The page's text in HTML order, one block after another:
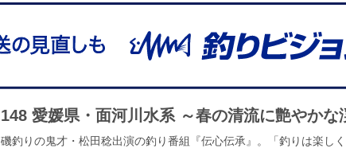
148 愛媛県・面河川水系 ～春の清流に艶やかな
磯釣りの鬼才・松田稔出演の釣り番組『伝心伝承』。「釣りは楽し